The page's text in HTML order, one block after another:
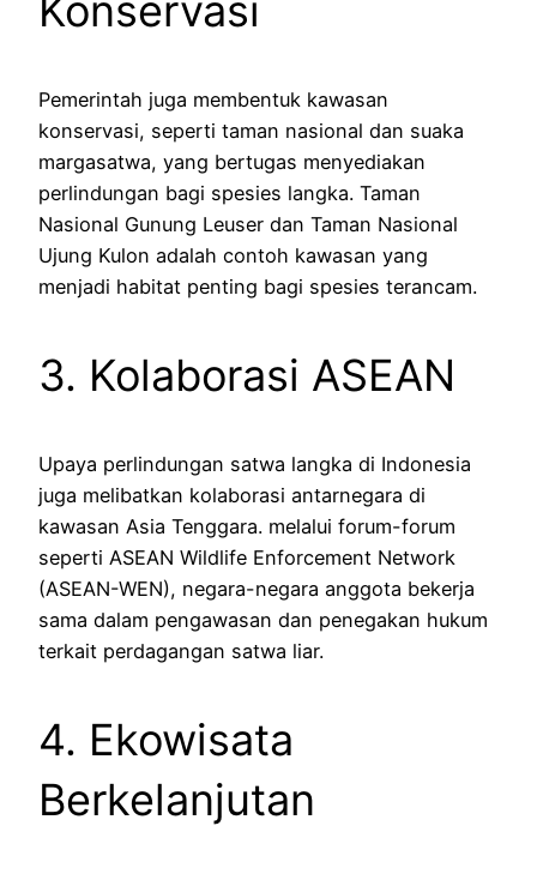
Pemerintah juga membentuk kawasan
konservasi, seperti taman nasional dan suaka
margasatwa, yang bertugas menyediakan
perlindungan bagi spesies langka. Taman
Nasional Gunung Leuser dan Taman Nasional
Ujung Kulon adalah contoh kawasan yang
menjadi habitat penting bagi spesies terancam.
3. Kolaborasi ASEAN
Upaya perlindungan satwa langka di Indonesia
juga melibatkan kolaborasi antarnegara di
kawasan Asia Tenggara. melalui forum-forum
seperti ASEAN Wildlife Enforcement Network
(ASEAN-WEN), negara-negara anggota bekerja
sama dalam pengawasan dan penegakan hukum
terkait perdagangan satwa liar.
4. Ekowisata
Berkelanjutan